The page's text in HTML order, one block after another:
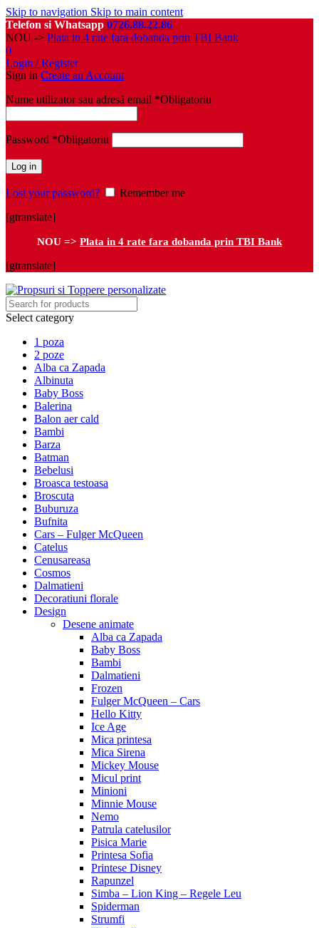
Skip to navigation Skip to main content
Telefon si Whatsapp 0726.88.22.86
NOU -> Plata in 4 rate fara dobanda prin TBI Bank
0
Login / Register
Sign in Create an Account
Nume utilizator sau adresă email *Obligatoriu
Password *Obligatoriu
Log in
Lost your password?
Remember me
[gtranslate]
NOU => Plata in 4 rate fara dobanda prin TBI Bank
[gtranslate]
Select category
1 poza
2 poze
Alba ca Zapada
Albinuta
Baby Boss
Balerina
Balon aer cald
Bambi
Barza
Batman
Bebelusi
Broasca testoasa
Broscuta
Buburuza
Bufnita
Cars – Fulger McQueen
Catelus
Cenusareasa
Cosmos
Dalmatieni
Decoratiuni florale
Design
Desene animate
Alba ca Zapada
Baby Boss
Bambi
Dalmatieni
Frozen
Fulger McQueen – Cars
Hello Kitty
Ice Age
Mica printesa
Mica Sirena
Mickey Mouse
Micul print
Minioni
Minnie Mouse
Nemo
Patrula catelusilor
Pisica Marie
Printesa Sofia
Printese Disney
Rapunzel
Simba – Lion King – Regele Leu
Spiderman
Strumfi